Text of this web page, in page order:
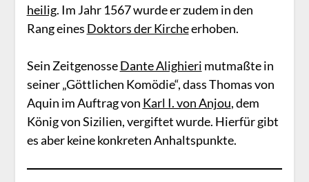
heilig. Im Jahr 1567 wurde er zudem in den
Rang eines Doktors der Kircheerhoben.
Sein ZeitgenosseDante Alighieri mutmaßte in
seiner „Göttlichen Komödie“, dass Thomas von
Aquin im Auftrag von Karl I. von Anjou, dem
König von Sizilien, vergiftet wurde. Hierfür gibt
es aber keine konkreten Anhaltspunkte.